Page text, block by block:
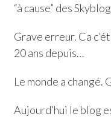
“à cause” des
Grave erreur. Ca
20 ans depuis…
Le monde a changé.
Aujourd’hui le blog